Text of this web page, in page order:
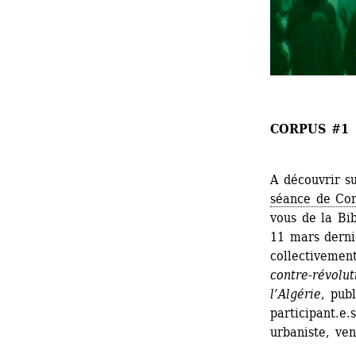
CORPUS #1
A découvrir
séance de
vous de la
11 mars
contre-
l’Algérie,
urbaniste,